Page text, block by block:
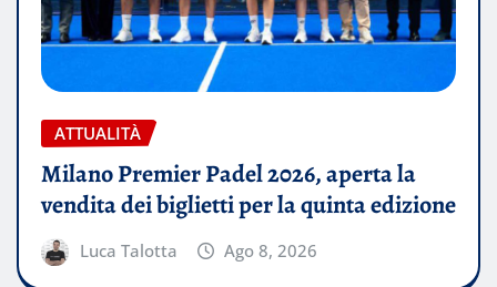
ATTUALITÀ
Milano Premier Padel 2026, aperta la
vendita dei biglietti per la quinta edizione
Luca Talotta Ago 8, 2026